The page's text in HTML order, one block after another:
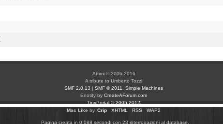
Attimi © 2006-2016
A tribute to Umberto Tozzi
SMF 2.0.13 | SMF © 2011
Simple Machines
Enotify by CreateAForum.com
TinyPortal © 2005-2012
Mac Like by, Crip XHTML RSS WAP2
Pagina creata in 0.088 secondi con 28 interrogazioni al database.